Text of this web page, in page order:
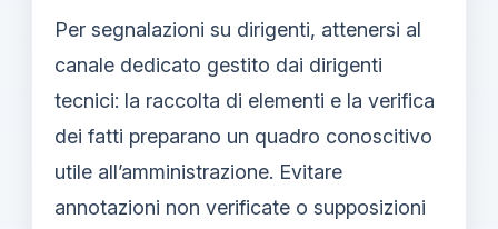
Per segnalazioni su dirigenti, attenersi al
canale dedicato gestito dai dirigenti
tecnici: la raccolta di elementi e la verifica
dei fatti preparano un quadro conoscitivo
utile all’amministrazione. Evitare
annotazioni non verificate o supposizioni